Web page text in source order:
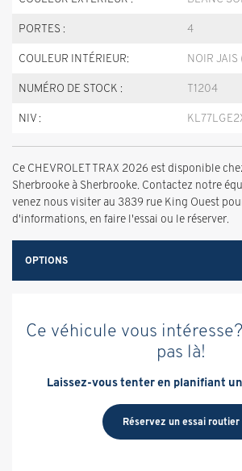
PORTES : 4
COULEUR INTÉRIEUR: NOIR
NUMÉRO DE STOCK : T1204
NIV :
Ce CHEVROLET TRAX 2026 est disponible
Sherbrooke à Sherbrooke. Contactez notre
venez nous visiter au 3839 rue King Ouest
d'informations, en faire l'essai ou le réserver.
OPTIONS
Ce véhicule vous
pas là!
Laissez-vous tenter en planifiant
Réservez un essai routier